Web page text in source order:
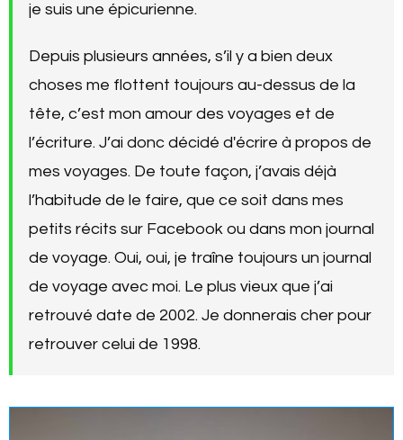
je suis une épicurienne.
Depuis plusieurs années, s’il y a bien deux
choses me flottent toujours au-dessus de la
tête, c’est mon amour des voyages et de
l’écriture. J’ai donc décidé d'écrire à propos de
mes voyages. De toute façon, j’avais déjà
l’habitude de le faire, que ce soit dans mes
petits récits sur Facebook ou dans mon journal
de voyage. Oui, oui, je traîne toujours un journal
de voyage avec moi. Le plus vieux que j’ai
retrouvé date de 2002. Je donnerais cher pour
retrouver celui de 1998.